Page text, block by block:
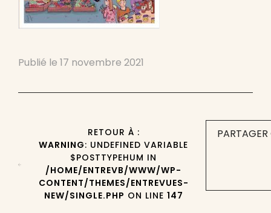
Publié le 17 novembre 2021
RETOUR À :
WARNING: UNDEFINED VARIABLE
$POSTTYPEHUM IN
/HOME/ENTREVB/WWW/WP-
CONTENT/THEMES/ENTREVUES-
NEW/SINGLE.PHP ON LINE 147